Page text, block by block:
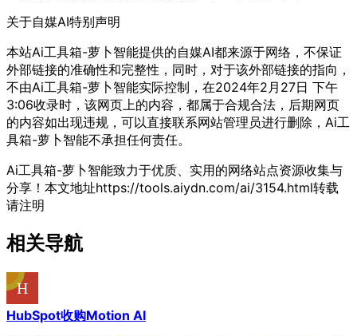
关于自媒AI特别声明
本站Ai工具箱-萝卜智能提供的自媒AI都来源于网络，不保证
外部链接的准确性和完整性，同时，对于该外部链接的指向，
不由Ai工具箱-萝卜智能实际控制，在2024年2月27日 下午
3:06收录时，该网页上的内容，都属于合规合法，后期网页
的内容如出现违规，可以直接联系网站管理员进行删除，Ai工
具箱-萝卜智能不承担任何责任。
Ai工具箱-萝卜智能致力于优质、实用的网络站点资源收集与
分享！ 本文地址https://tools.aiydn.com/ai/3154.html转载
请注明
相关导航
HubSpot收购Motion AI